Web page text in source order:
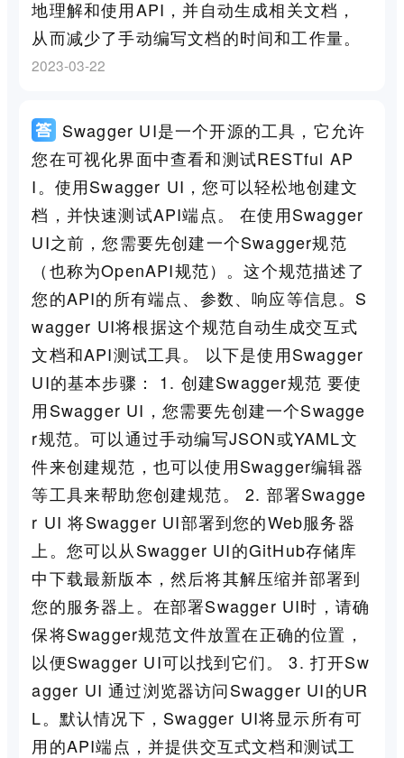
地理解和使用API，并自动生成相关文档，
从而减少了手动编写文档的时间和工作量。
2023-03-22
Swagger UI是一个开源的工具，它允许
您在可视化界面中查看和测试RESTful AP
I。使用Swagger UI，您可以轻松地创建文
档，并快速测试API端点。 在使用Swagger
UI之前，您需要先创建一个Swagger规范
（也称为OpenAPI规范）。这个规范描述了
您的API的所有端点、参数、响应等信息。S
wagger UI将根据这个规范自动生成交互式
文档和API测试工具。 以下是使用Swagger
UI的基本步骤： 1. 创建Swagger规范 要使
用Swagger UI，您需要先创建一个Swagge
r规范。可以通过手动编写JSON或YAML文
件来创建规范，也可以使用Swagger编辑器
等工具来帮助您创建规范。 2. 部署Swagge
r UI 将Swagger UI部署到您的Web服务器
上。您可以从Swagger UI的GitHub存储库
中下载最新版本，然后将其解压缩并部署到
您的服务器上。在部署Swagger UI时，请确
保将Swagger规范文件放置在正确的位置，
以便Swagger UI可以找到它们。 3. 打开Sw
agger UI 通过浏览器访问Swagger UI的UR
L。默认情况下，Swagger UI将显示所有可
用的API端点，并提供交互式文档和测试工